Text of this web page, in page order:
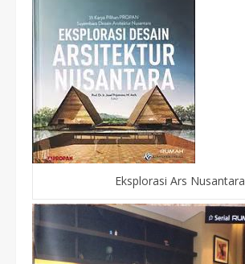
Eksplorasi Ars Nusantara